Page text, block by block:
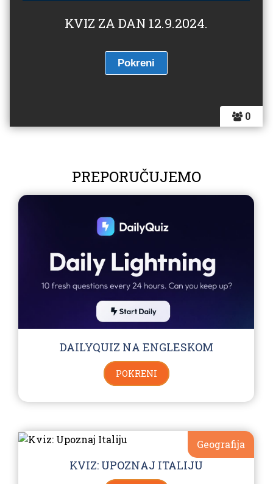
0
KVIZ ZA DAN 12.9.2024.
PREPORUČUJEMO
DAILYQUIZ NA ENGLESKOM
POKRENI
Geografija
KVIZ: UPOZNAJ ITALIJU